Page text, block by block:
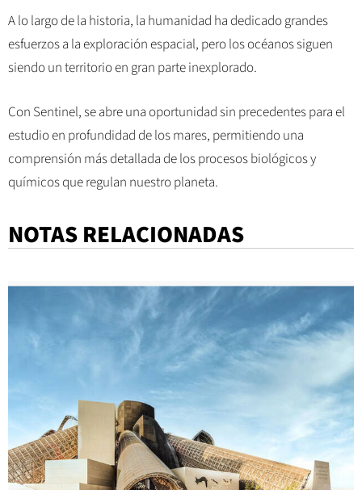
A lo largo de la historia, la humanidad ha dedicado grandes
esfuerzos a la exploración espacial, pero los océanos siguen
siendo un territorio en gran parte inexplorado.
Con Sentinel, se abre una oportunidad sin precedentes para el
estudio en profundidad de los mares, permitiendo una
comprensión más detallada de los procesos biológicos y
químicos que regulan nuestro planeta.
NOTAS RELACIONADAS